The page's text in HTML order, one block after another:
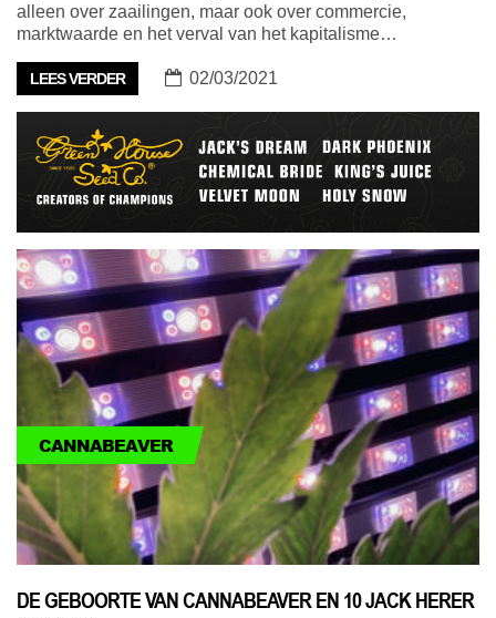
alleen over zaailingen, maar ook over commercie,
marktwaarde en het verval van het kapitalisme…
LEES VERDER 02/03/2021
CANNABEAVER
DE GEBOORTE VAN CANNABEAVER EN 10 JACK HERER